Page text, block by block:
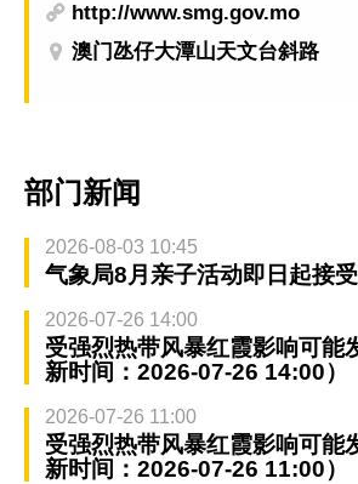
http://www.smg.gov.mo
澳门氹仔大潭山天文台斜路
部门新闻
2026-08-03 10:45
气象局8月亲子活动即日起接
2026-07-26 14:00
受强烈热带风暴红霞影响可能
新时间：2026-07-26 14:00）
2026-07-26 11:00
受强烈热带风暴红霞影响可能
新时间：2026-07-26 11:00）